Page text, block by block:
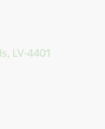
LV-4401